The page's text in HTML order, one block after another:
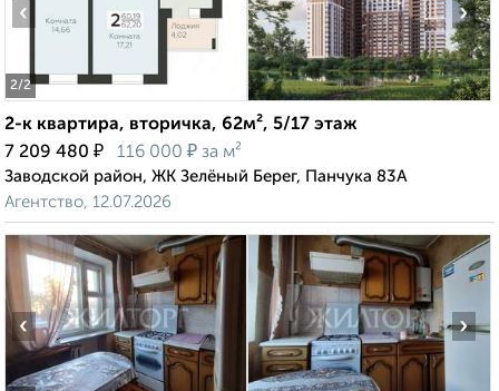
2/2
‹ ›
2-к квартира, вторичка, 62м², 5/17 этаж
7 209 480 ₽ 116 000 ₽ за м²
Заводской район, ЖК Зелёный Берег, Панчука 83А
Агентство, 12.07.2026
‹ ›